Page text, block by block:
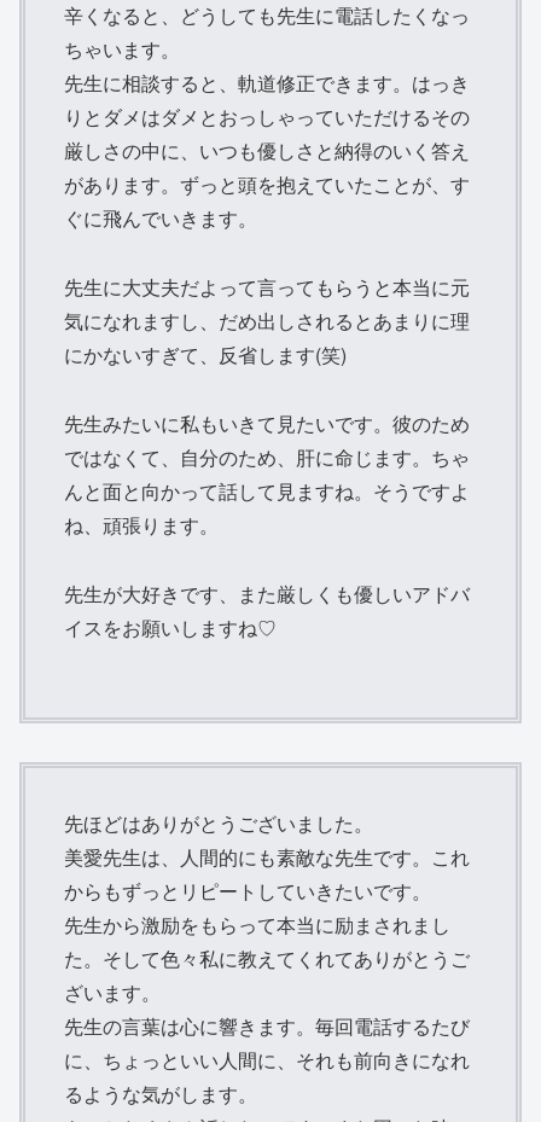
辛くなると、どうしても先生に電話したくなっ
ちゃいます。
先生に相談すると、軌道修正できます。はっき
りとダメはダメとおっしゃっていただけるその
厳しさの中に、いつも優しさと納得のいく答え
があります。ずっと頭を抱えていたことが、す
ぐに飛んでいきます。
先生に大丈夫だよって言ってもらうと本当に元
気になれますし、だめ出しされるとあまりに理
にかないすぎて、反省します(笑)
先生みたいに私もいきて見たいです。彼のため
ではなくて、自分のため、肝に命じます。ちゃ
んと面と向かって話して見ますね。そうですよ
ね、頑張ります。
先生が大好きです、また厳しくも優しいアドバ
イスをお願いしますね♡
先ほどはありがとうございました。
美愛先生は、人間的にも素敵な先生です。これ
からもずっとリピートしていきたいです。
先生から激励をもらって本当に励まされまし
た。そして色々私に教えてくれてありがとうご
ざいます。
先生の言葉は心に響きます。毎回電話するたび
に、ちょっといい人間に、それも前向きになれ
るような気がします。